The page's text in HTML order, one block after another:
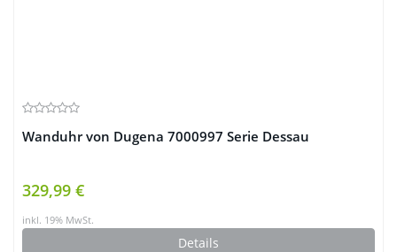
Wanduhr von Dugena 7000997 Serie Dessau
329,99 €
inkl. 19% MwSt.
Details